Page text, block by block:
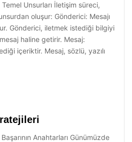
Unsurları İletişim süreci,
oluşur: Gönderici: Mesajı
Gönderici, iletmek istediği bilgiyi
haline getirir. Mesaj:
içeriktir. Mesaj, sözlü, yazılı
Anahtarları Günümüzde